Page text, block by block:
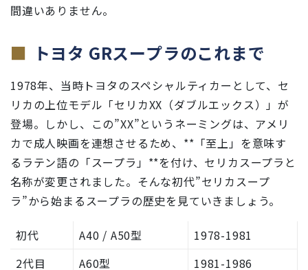
間違いありません。
トヨタ GRスープラのこれまで
1978年、当時トヨタのスペシャルティカーとして、セ
リカの上位モデル「セリカXX（ダブルエックス）」が
登場。しかし、この”XX”というネーミングは、アメリ
カで成人映画を連想させるため、**「至上」を意味す
るラテン語の「スープラ」**を付け、セリカスープラと
名称が変更されました。そんな初代”セリカスープ
ラ”から始まるスープラの歴史を見ていきましょう。
初代 A40 / A50型
1978-1981
2代目
A60型 1981-1986